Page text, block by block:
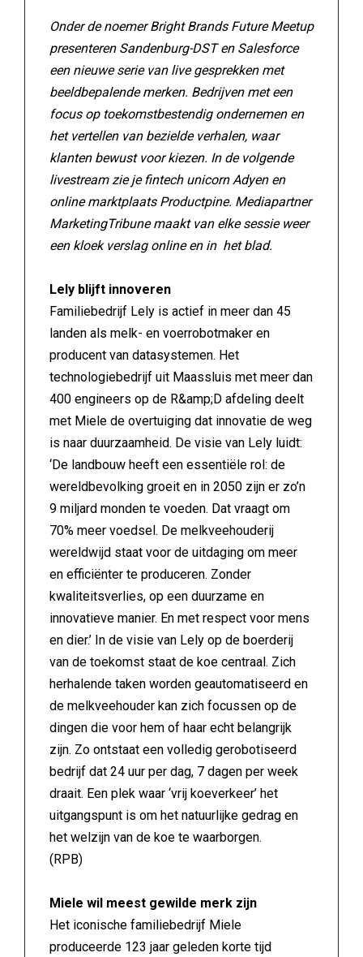
Onder de noemer Bright Brands Future Meetup
presenteren Sandenburg-DST en Salesforce
een nieuwe serie van live gesprekken met
beeldbepalende merken. Bedrijven met een
focus op toekomstbestendig ondernemen en
het vertellen van bezielde verhalen, waar
klanten bewust voor kiezen. In de volgende
livestream zie je fintech unicorn Adyen en
online marktplaats Productpine. Mediapartner
MarketingTribune maakt van elke sessie weer
een kloek verslag online en in het blad.
Lely blijft innoveren
Familiebedrijf Lely is actief in meer dan 45
landen als melk- en voerrobotmaker en
producent van datasystemen. Het
technologiebedrijf uit Maassluis met meer dan
400 engineers op de R&amp;D afdeling deelt
met Miele de overtuiging dat innovatie de weg
is naar duurzaamheid. De visie van Lely luidt:
‘De landbouw heeft een essentiële rol: de
wereldbevolking groeit en in 2050 zijn er zo’n
9 miljard monden te voeden. Dat vraagt om
70% meer voedsel. De melkveehouderij
wereldwijd staat voor de uitdaging om meer
en efficiënter te produceren. Zonder
kwaliteitsverlies, op een duurzame en
innovatieve manier. En met respect voor mens
en dier.’ In de visie van Lely op de boerderij
van de toekomst staat de koe centraal. Zich
herhalende taken worden geautomatiseerd en
de melkveehouder kan zich focussen op de
dingen die voor hem of haar echt belangrijk
zijn. Zo ontstaat een volledig gerobotiseerd
bedrijf dat 24 uur per dag, 7 dagen per week
draait. Een plek waar ‘vrij koeverkeer’ het
uitgangspunt is om het natuurlijke gedrag en
het welzijn van de koe te waarborgen.
(RPB)
Miele wil meest gewilde merk zijn
Het iconische familiebedrijf Miele
produceerde 123 jaar geleden korte tijd